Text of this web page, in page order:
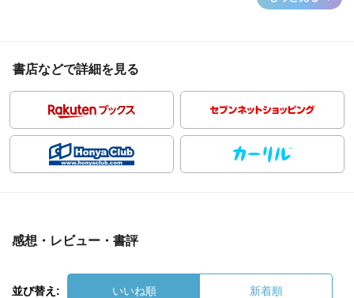
書店などで詳細を見る
感想・レビュー・書評
並び替え: いいね順 新着順